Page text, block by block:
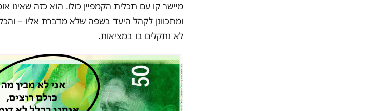
מיישר קו עם תכלית הקמפיין כולו. הוא כזה שאינו
ומתכוונן לקהל היעד בשפה שלא מדברת אליו –
לא נתקלים בו במציאות.